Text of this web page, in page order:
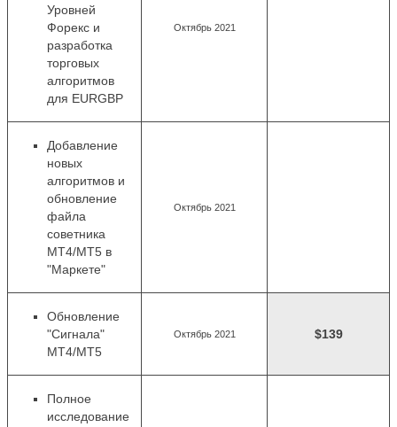
Уровней
Форекс и
разработка
торговых
алгоритмов
для EURGBP
Октябрь 2021
Добавление
новых
алгоритмов и
обновление
файла
советника
MT4/MT5 в
"Маркете"
Октябрь 2021
Обновление
"Сигнала"
MT4/MT5
Октябрь 2021 $139
Полное
исследование